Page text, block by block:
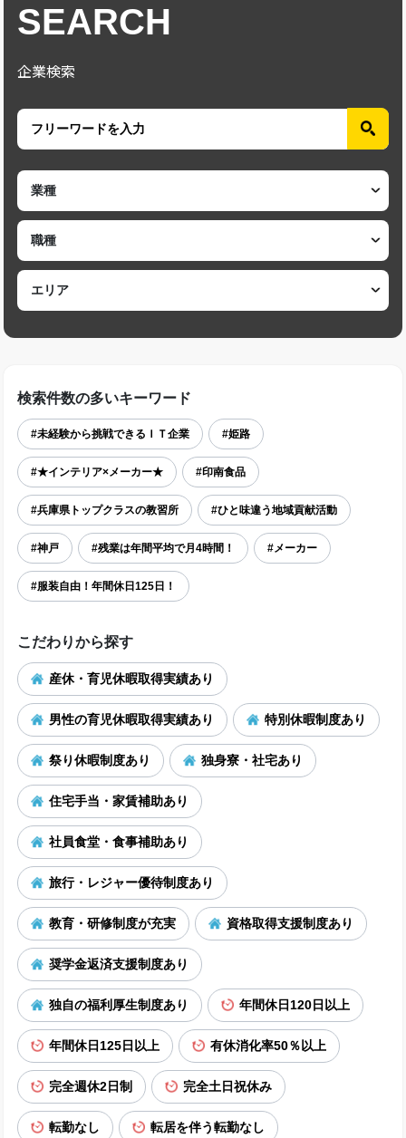
SEARCH
企業検索
検索件数の多いキーワード
#未経験から挑戦できるＩＴ企業 #姫路
#★インテリア×メーカー★ #印南食品
#兵庫県トップクラスの教習所 #ひと味違う地域貢献活動
#神戸 #残業は年間平均で月4時間！ #メーカー
#服装自由！年間休日125日！
こだわりから探す
産休・育児休暇取得実績あり
男性の育児休暇取得実績あり 特別休暇制度あり
祭り休暇制度あり 独身寮・社宅あり
住宅手当・家賃補助あり
社員食堂・食事補助あり
旅行・レジャー優待制度あり
教育・研修制度が充実 資格取得支援制度あり
奨学金返済支援制度あり
独自の福利厚生制度あり 年間休日120日以上
年間休日125日以上 有休消化率50％以上
完全週休2日制 完全土日祝休み
転勤なし 転居を伴う転勤なし